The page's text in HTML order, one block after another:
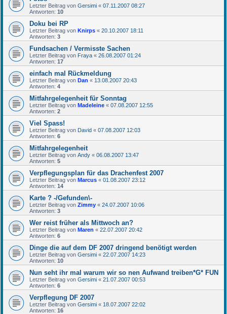
Letzter Beitrag von Gersimi « 07.11.2007 08:27
Antworten: 10
Doku bei RP
Letzter Beitrag von Knirps « 20.10.2007 18:11
Antworten: 3
Fundsachen / Vermisste Sachen
Letzter Beitrag von Fraya « 26.08.2007 01:24
Antworten: 17
einfach mal Rückmeldung
Letzter Beitrag von Dan « 13.08.2007 20:43
Antworten: 4
Mitfahrgelegenheit für Sonntag
Letzter Beitrag von Madeleine « 07.08.2007 12:55
Antworten: 2
Viel Spass!
Letzter Beitrag von David « 07.08.2007 12:03
Antworten: 6
Mitfahrgelegenheit
Letzter Beitrag von Andy « 06.08.2007 13:47
Antworten: 5
Verpflegungsplan für das Drachenfest 2007
Letzter Beitrag von Marcus « 01.08.2007 23:12
Antworten: 14
Karte ? -/Gefunden\-
Letzter Beitrag von Zimmy « 24.07.2007 10:06
Antworten: 3
Wer reist früher als Mittwoch an?
Letzter Beitrag von Maren « 22.07.2007 20:42
Antworten: 6
Dinge die auf dem DF 2007 dringend benötigt werden
Letzter Beitrag von Gersimi « 22.07.2007 14:23
Antworten: 10
Nun seht ihr mal warum wir so nen Aufwand treiben*G* FUN
Letzter Beitrag von Gersimi « 21.07.2007 00:53
Antworten: 6
Verpflegung DF 2007
Letzter Beitrag von Gersimi « 18.07.2007 22:02
Antworten: 16